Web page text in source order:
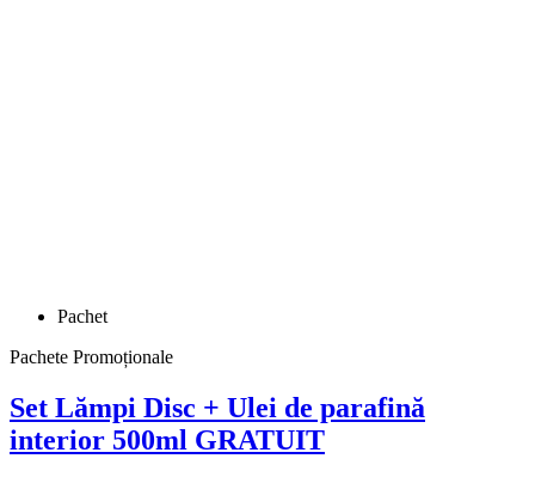
Pachet
Pachete Promoționale
Set Lămpi Disc + Ulei de parafină
interior 500ml GRATUIT